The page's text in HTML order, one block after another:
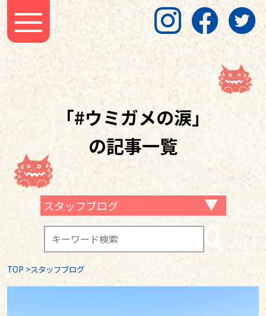
「#ウミガメの涙」
の記事一覧
スタッフブログ
TOP >スタッフブログ